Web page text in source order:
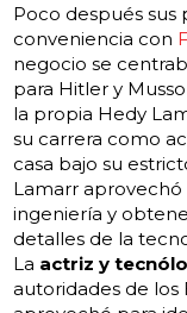
Poco después
conveniencia con
negocio se
para Hitler y
la propia Hedy
su carrera como
casa bajo su
Lamarr aprovechó
ingeniería y
detalles de la
La actriz y
autoridades de los